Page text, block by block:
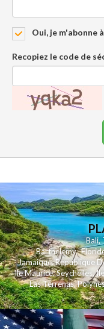
Oui, je m'abonne
Recopiez le code de
Bali,
Barthelemy,
Jamaique,Republique
Ile Maurice,Seychelles,
Las Terrenas,